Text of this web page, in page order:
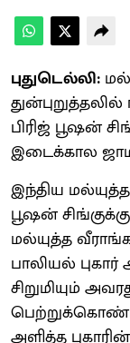
புதுடெல்லி:
பிரிஜ் பூஷன்
இடைக்கால
இந்திய
பூஷன்
மல்யுத்த
பாலியல்
சிறுமியும்
அளித்த